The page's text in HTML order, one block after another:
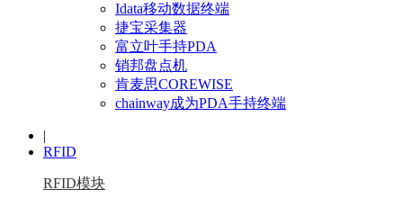
Idata移动数据终端
捷宝采集器
富立叶手持PDA
销邦盘点机
肯麦思COREWISE
chainway成为PDA手持终端
|
RFID
RFID模块